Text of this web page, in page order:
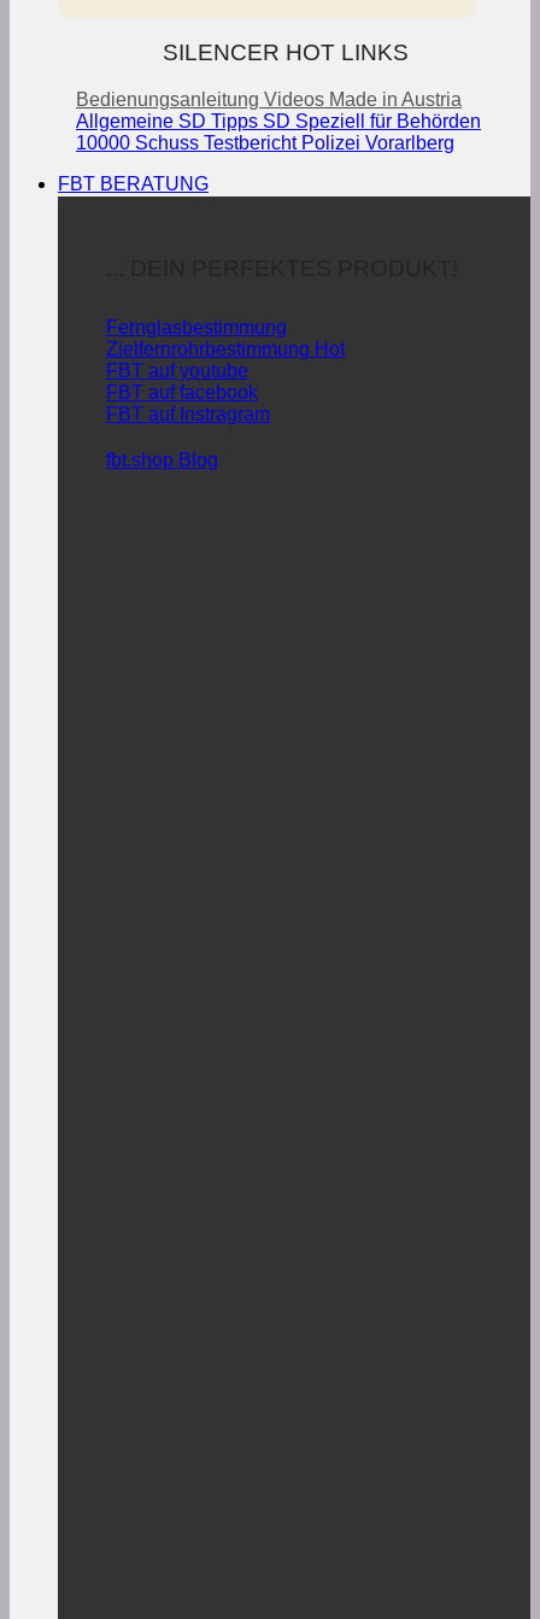
SILENCER HOT LINKS
Bedienungsanleitung Videos Made in Austria
Allgemeine SD Tipps SD Speziell für Behörden
10000 Schuss Testbericht Polizei Vorarlberg
FBT BERATUNG
Fernglasbestimmung
Zielfernrohrbestimmung
FBT auf youtube
FBT auf facebook
FBT auf Instragram
fbt.shop Blog